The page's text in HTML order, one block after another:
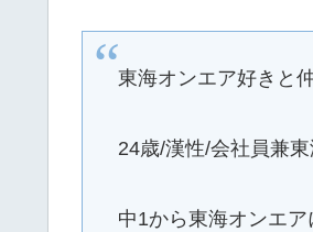
東海オンエア好きと
24歳/漢性/会社員兼
中1から東海オンエ